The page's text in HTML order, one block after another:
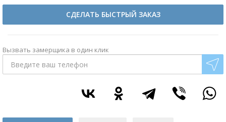
СДЕЛАТЬ БЫСТРЫЙ ЗАКАЗ
Вызвать замерщика в один клик